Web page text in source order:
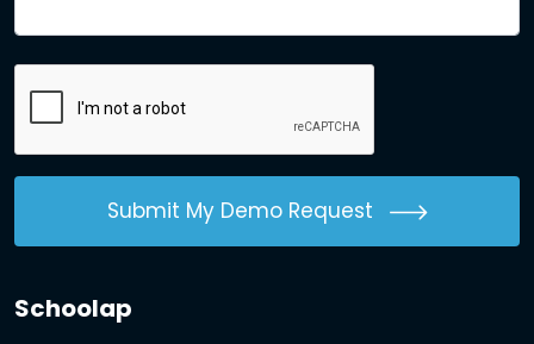
Submit My Demo Request
Schoolap